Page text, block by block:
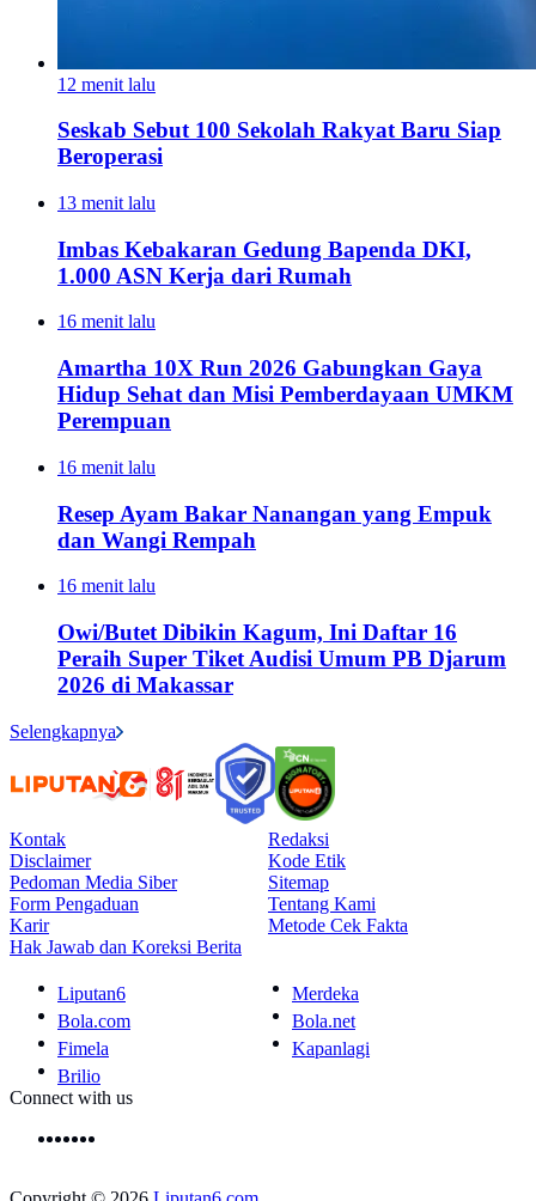
12 menit lalu
Seskab Sebut 100 Sekolah Rakyat Baru Siap
Beroperasi
13 menit lalu
Imbas Kebakaran Gedung Bapenda DKI,
1.000 ASN Kerja dari Rumah
16 menit lalu
Amartha 10X Run 2026 Gabungkan Gaya
Hidup Sehat dan Misi Pemberdayaan UMKM
Perempuan
16 menit lalu
Resep Ayam Bakar Nanangan yang Empuk
dan Wangi Rempah
16 menit lalu
Owi/Butet Dibikin Kagum, Ini Daftar 16
Peraih Super Tiket Audisi Umum PB Djarum
2026 di Makassar
Selengkapnya
Kontak
Redaksi
Disclaimer
Kode Etik
Pedoman Media Siber
Sitemap
Form Pengaduan
Tentang Kami
Karir
Metode Cek Fakta
Hak Jawab dan Koreksi Berita
Liputan6
Merdeka
Bola.com
Bola.net
Fimela
Kapanlagi
Brilio
Connect with us